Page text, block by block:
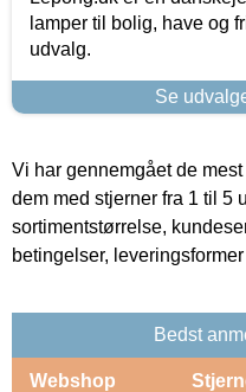
lamper til bolig, have og
udvalg.
Se
Vi har gennemgået de
dem med stjerner fra 1 til 5
sortimentstørrelse,
betingelser,
Bedst
Webshop